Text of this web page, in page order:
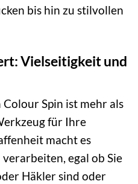
bis hin zu stilvollen
Vielseitigkeit und
Colour Spin ist mehr als
für Ihre
macht es
egal ob Sie
Häkler sind oder